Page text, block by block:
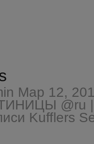
Мар 12,
@ru |
Kufflers